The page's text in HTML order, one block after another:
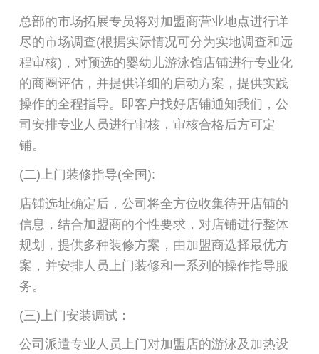
总部的市场拓展专员将对加盟商营业地点进行详
尽的市场调查(根据实际情况可分为实地调查和远
程审核)，对预选的婴幼儿游泳馆店铺进行专业化
的商圈评估，并提供详细的启动方案，提供实践
操作的全程指导。即客户找好店铺通知我们，公
司安排专业人员进行审核，审核合格后方可定
铺。
(二)上门装修指导(全国):
店铺选址确定后，公司将全方位收集待开店铺的
信息，结合加盟商的个性要求，对店铺进行整体
规划，提供多种装修方案，由加盟商选择最优方
案，并安排人员上门装修和一系列的操作指导服
务。
(三)上门安装调试：
公司派遣专业人员上门对加盟店的游泳及加热设